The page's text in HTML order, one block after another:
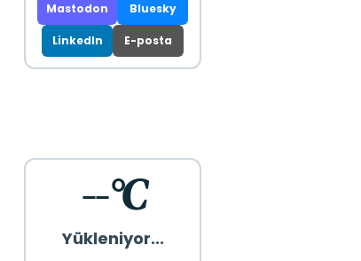
Mastodon Bluesky
LinkedIn E-posta
--°C
Yükleniyor...